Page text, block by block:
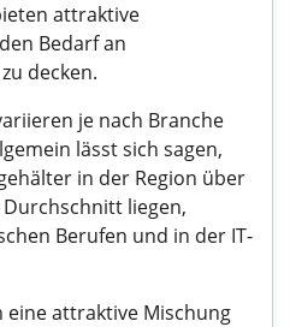
attraktive
Bedarf an
decken.
je nach Branche
lässt sich sagen,
in der Region über
liegen,
Berufen und in der IT-
eine attraktive Mischung